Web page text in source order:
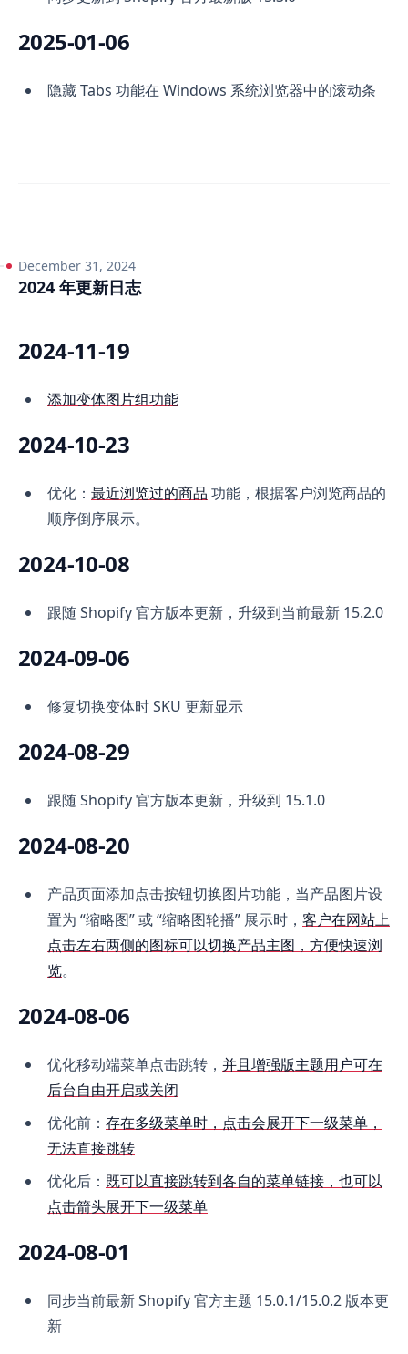
2025-01-06
隐藏 Tabs 功能在 Windows 系统浏览器中的滚动条
December 31, 2024
2024 年更新日志
2024-11-19
添加变体图片组功能
2024-10-23
优化： 最近浏览过的商品 功能，根据客户浏览商品的
顺序倒序展示。
2024-10-08
跟随 Shopify 官方版本更新，升级到当前最新 15.2.0
2024-09-06
修复切换变体时 SKU 更新显示
2024-08-29
跟随 Shopify 官方版本更新，升级到 15.1.0
2024-08-20
产品页面添加点击按钮切换图片功能，当产品图片设
置为 “缩略图” 或 “缩略图轮播” 展示时， 客户在网站上
点击左右两侧的图标可以切换产品主图，方便快速浏
览。
2024-08-06
优化移动端菜单点击跳转， 并且增强版主题用户可在
后台自由开启或关闭
优化前： 存在多级菜单时，点击会展开下一级菜单，
无法直接跳转
优化后： 既可以直接跳转到各自的菜单链接，也可以
点击箭头展开下一级菜单
2024-08-01
同步当前最新 Shopify 官方主题 15.0.1/15.0.2 版本更
新